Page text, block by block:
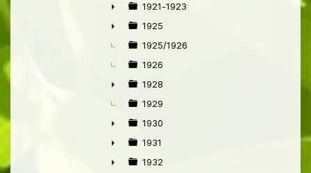
►
1921-1923
►
1925
1925/1926
1926
►
1928
1929
►
1930
►
1931
1932